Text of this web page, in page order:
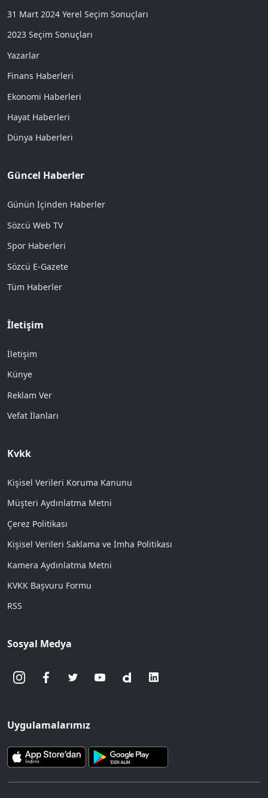
31 Mart 2024 Yerel Seçim Sonuçları
2023 Seçim Sonuçları
Yazarlar
Finans Haberleri
Ekonomi Haberleri
Hayat Haberleri
Dünya Haberleri
Güncel Haberler
Günün İçinden Haberler
Sözcü Web TV
Spor Haberleri
Sözcü E-Gazete
Tüm Haberler
İletişim
İletişim
Künye
Reklam Ver
Vefat İlanları
Kvkk
Kişisel Verileri Koruma Kanunu
Müşteri Aydınlatma Metni
Çerez Politikası
Kişisel Verileri Saklama ve İmha Politikası
Kamera Aydınlatma Metni
KVKK Başvuru Formu
RSS
Sosyal Medya
Uygulamalarımız